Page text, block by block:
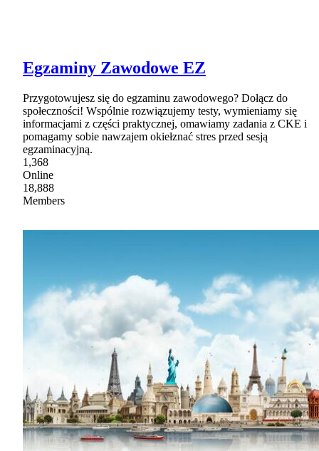
Egzaminy Zawodowe EZ
Przygotowujesz się do egzaminu zawodowego? Dołącz do
społeczności! Wspólnie rozwiązujemy testy, wymieniamy się
informacjami z części praktycznej, omawiamy zadania z CKE i
pomagamy sobie nawzajem okiełznać stres przed sesją
egzaminacyjną.
1,368
Online
18,888
Members